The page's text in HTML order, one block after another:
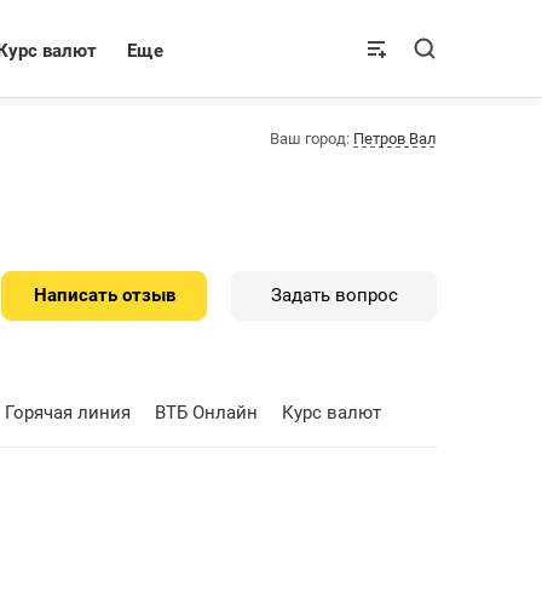
валют Еще
Ваш город: Петров Вал
Написать отзыв Задать вопрос
Горячая линия ВТБ Онлайн Курс валют